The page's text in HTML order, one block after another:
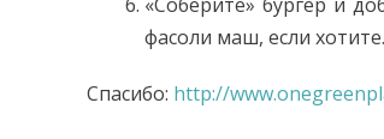
фасоли маш, если хотите.
Спасибо: http://